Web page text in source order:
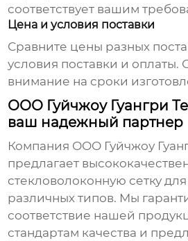
соответствует вашим
Цена и условия поставки
Сравните цены разных
условия поставки и оплаты.
внимание на сроки
ООО Гуйчжоу Гуангри
ваш надежный партнер
Компания ООО Гуйчжоу
предлагает
стекловолоконную сетку
различных типов. Мы
соответствие нашей
стандартам качества и